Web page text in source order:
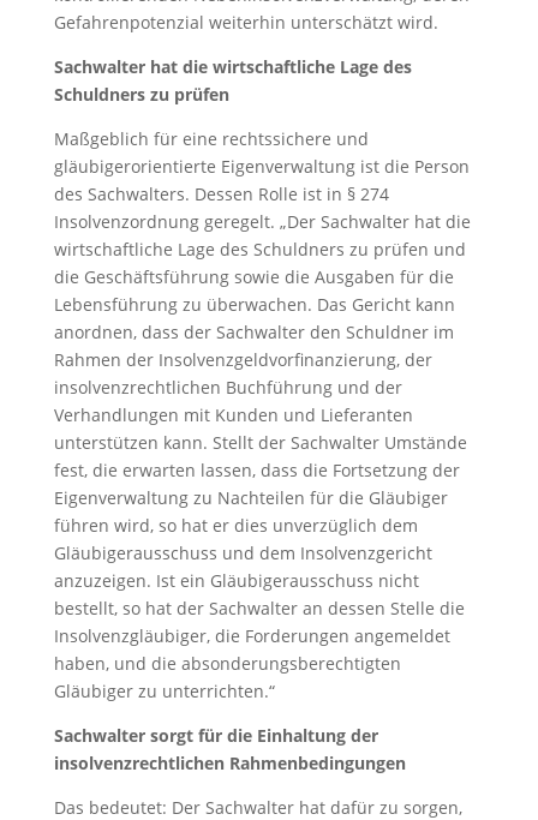
Gefahrenpotenzial weiterhin unterschätzt wird.
Sachwalter hat die wirtschaftliche Lage des
Schuldners zu prüfen
Maßgeblich für eine rechtssichere und
gläubigerorientierte Eigenverwaltung ist die Person
des Sachwalters. Dessen Rolle ist in § 274
Insolvenzordnung geregelt. „Der Sachwalter hat die
wirtschaftliche Lage des Schuldners zu prüfen und
die Geschäftsführung sowie die Ausgaben für die
Lebensführung zu überwachen. Das Gericht kann
anordnen, dass der Sachwalter den Schuldner im
Rahmen der Insolvenzgeldvorfinanzierung, der
insolvenzrechtlichen Buchführung und der
Verhandlungen mit Kunden und Lieferanten
unterstützen kann. Stellt der Sachwalter Umstände
fest, die erwarten lassen, dass die Fortsetzung der
Eigenverwaltung zu Nachteilen für die Gläubiger
führen wird, so hat er dies unverzüglich dem
Gläubigerausschuss und dem Insolvenzgericht
anzuzeigen. Ist ein Gläubigerausschuss nicht
bestellt, so hat der Sachwalter an dessen Stelle die
Insolvenzgläubiger, die Forderungen angemeldet
haben, und die absonderungsberechtigten
Gläubiger zu unterrichten.“
Sachwalter sorgt für die Einhaltung der
insolvenzrechtlichen Rahmenbedingungen
Das bedeutet: Der Sachwalter hat dafür zu sorgen,